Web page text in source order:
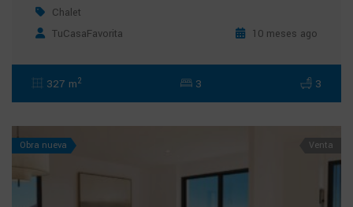
Chalet
TuCasaFavorita
10 meses ago
327 m2 3 3
Obra nueva Venta